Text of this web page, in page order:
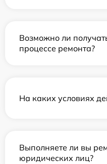
Возможно ли
процессе ремонта?
На каких условиях
Выполняете ли вы
юридических лиц?